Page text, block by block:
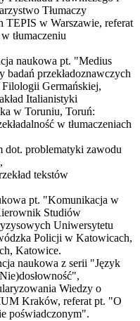
Tłumaczy
TEPIS w Warszawie, referat
tłumaczeniu
naukowa pt. "Medius
przekładoznawczych
Germańskiej,
Italianistyki
w Toruniu, Toruń:
w tłumaczeniach
dot. problematyki zawodu
tekstów
pt. "Komunikacja w
Studiów
Uniwersytetu
Policji w Katowicach,
Katowice.
naukowa z serii "Język
Wiedzy o
Kraków, referat pt. "O
poświadczonym".